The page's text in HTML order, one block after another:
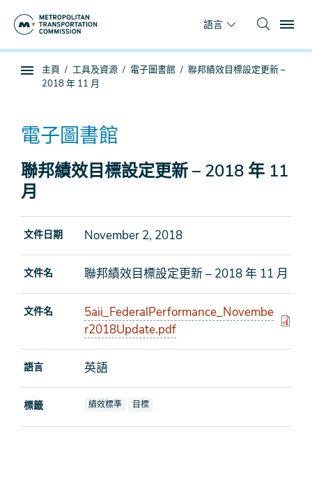
語言
子
導
航
你
在
主頁 工具及資源 電子圖書館
聯邦績效目標設定更新 –
2018 年 11 月
電子圖書館
聯邦績效目標設定更新 – 2018 年 11
月
文件日期 November 2, 2018
文件名 聯邦績效目標設定更新 – 2018 年 11 月
文件名
5aii_FederalPerformance_Novembe
r2018Update.pdf
語言 英語
標籤 查看文檔也標記為
績效標準 查看文檔也標記為
目標